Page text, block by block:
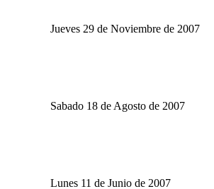
Jueves 29 de Noviembre de 2007
Sabado 18 de Agosto de 2007
Lunes 11 de Junio de 2007